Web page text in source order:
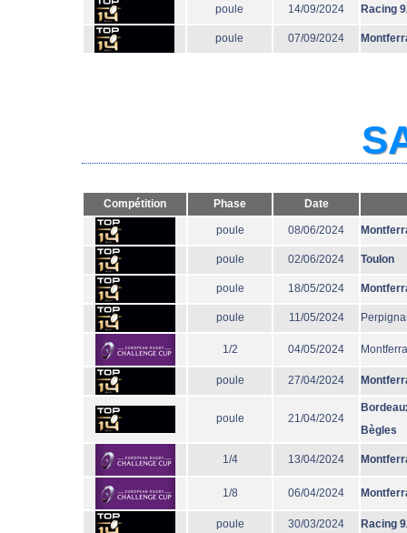
poule 14/09/2024 Racing
poule 07/09/2024
Compétition Phase Date
poule 08/06/2024
poule 02/06/2024 Toulon
poule 18/05/2024
poule 11/05/2024
1/2 04/05/2024
poule 27/04/2024
poule 21/04/2024
Bègles
1/4 13/04/2024
1/8 06/04/2024
poule 30/03/2024 Racing